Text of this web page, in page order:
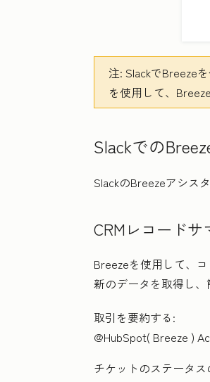
注: SlackでBreeze
を使用して、
Slackでの
SlackのBreezeアシス
CRMレコード
Breezeを使用して、
新のデータを取得し、
取引を要約する:
@HubSpot( Breeze )
チケットのステータス